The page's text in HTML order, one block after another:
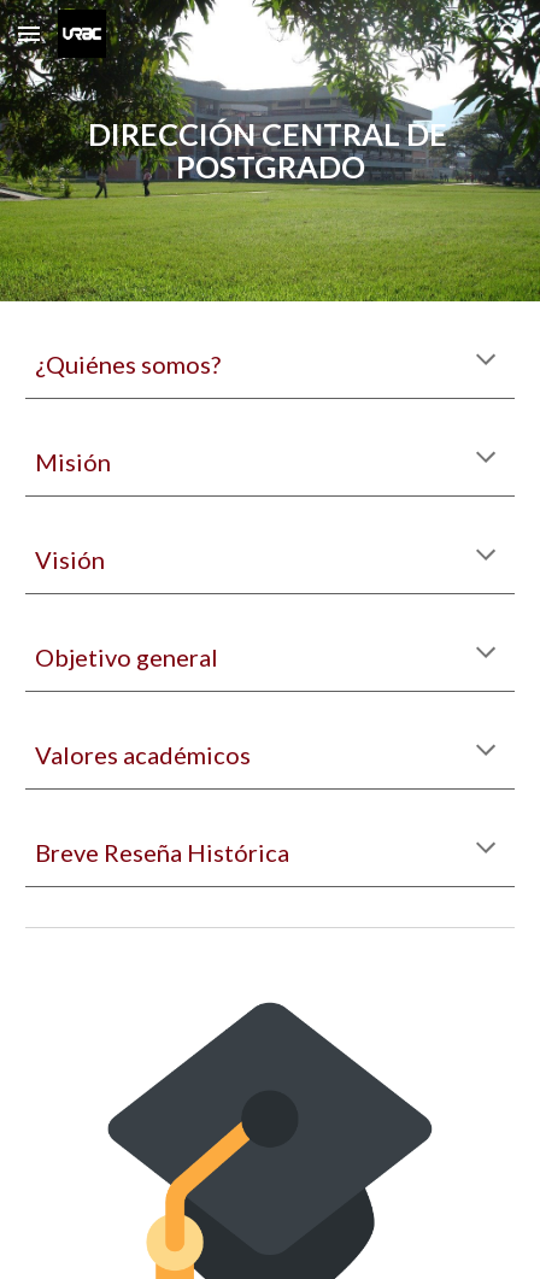
Skip to main content Skip to navigation
DIRECCIÓN CENTRAL DE
POSTGRADO
¿Quiénes somos?
Misión
Visión
Objetivo general
Valores académicos
Breve Reseña Histórica